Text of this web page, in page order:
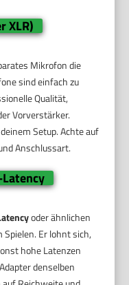
XLR)
Mikrofon die
sind einfach zu
Qualität,
Vorverstärker.
Setup. Achte auf
Anschlussart.
oder ähnlichen
Spielen. Er lohnt sich,
hohe Latenzen
denselben